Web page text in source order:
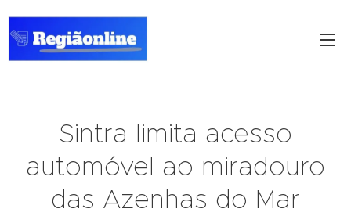
Sintra limita acesso
automóvel ao miradouro
das Azenhas do Mar